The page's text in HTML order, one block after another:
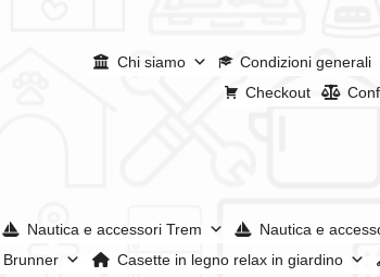
Chi siamo Condizioni generali
Checkout
Nautica e accessori Trem Nautica e
Casette in legno relax in giardino